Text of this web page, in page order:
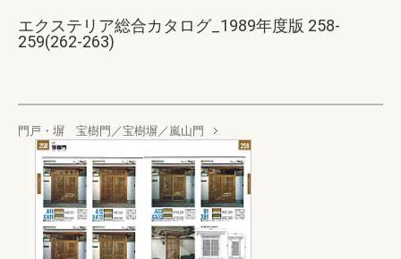
エクステリア総合カタログ_1989年度版 258-
259(262-263)
門戸・塀 宝樹門／宝樹塀／嵐山門